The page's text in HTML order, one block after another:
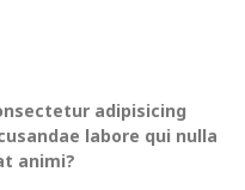
adipisicing
labore qui nulla
animi?